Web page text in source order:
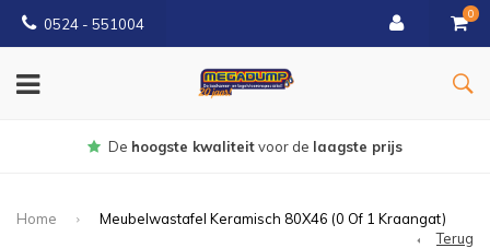
0524 - 551004
0
Gratisbezorgd vanaf €150
Home
Meubelwastafel Keramisch 80X46 (0 Of 1 Kraangat)
Terug